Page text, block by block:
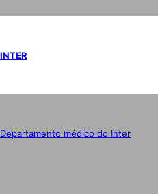
INTER
Departamento médico do Inter